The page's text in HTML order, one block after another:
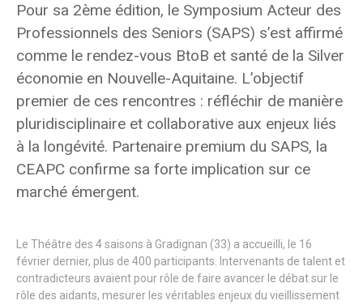
Pour sa 2ème édition, le Symposium Acteur des
Professionnels des Seniors (SAPS) s’est affirmé
comme le rendez-vous BtoB et santé de la Silver
économie en Nouvelle-Aquitaine. L’objectif
premier de ces rencontres : réfléchir de manière
pluridisciplinaire et collaborative aux enjeux liés
à la longévité. Partenaire premium du SAPS, la
CEAPC confirme sa forte implication sur ce
marché émergent.
Le Théâtre des 4 saisons à Gradignan (33) a accueilli, le 16
février dernier, plus de 400 participants. Intervenants de talent et
contradicteurs avaient pour rôle de faire avancer le débat sur le
rôle des aidants, mesurer les véritables enjeux du vieillissement